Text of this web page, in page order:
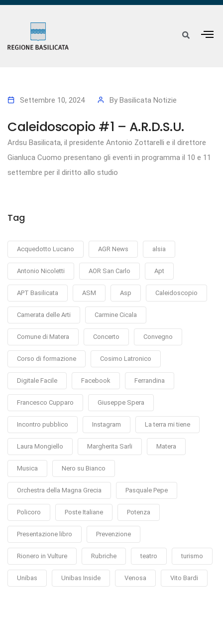
Settembre 10, 2024 By Basilicata Notizie
Caleidoscopio #1 – A.R.D.S.U.
Ardsu Basilicata, il presidente Antonio Zottarelli e il direttore
Gianluca Cuomo presentano gli eventi in programma il 10 e 11
settembre per il diritto allo studio
Tag
Acquedotto Lucano AGR News alsia
Antonio Nicoletti AOR San Carlo Apt
APT Basilicata ASM Asp Caleidoscopio
Camerata delle Arti Carmine Cicala
Comune di Matera Concerto Convegno
Corso di formazione Cosimo Latronico
Digitale Facile Facebook Ferrandina
Francesco Cupparo Giuseppe Spera
Incontro pubblico Instagram La terra mi tiene
Laura Mongiello Margherita Sarli Matera
Musica Nero su Bianco
Orchestra della Magna Grecia Pasquale Pepe
Policoro Poste Italiane Potenza
Presentazione libro Prevenzione
Rionero in Vulture Rubriche teatro turismo
Unibas Unibas Inside Venosa Vito Bardi